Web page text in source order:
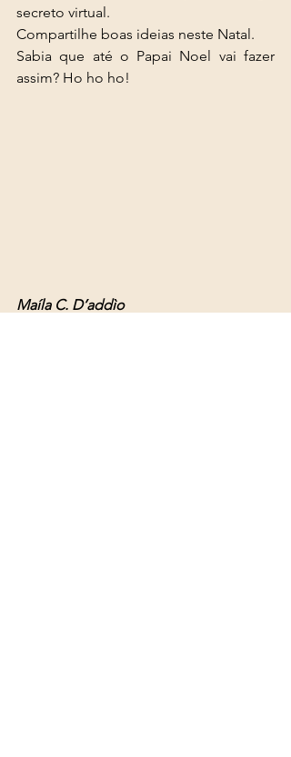
secreto virtual.
Compartilhe boas ideias neste Natal.
Sabia que até o Papai Noel vai fazer
assim? Ho ho ho!
Maíla C. D’addìo